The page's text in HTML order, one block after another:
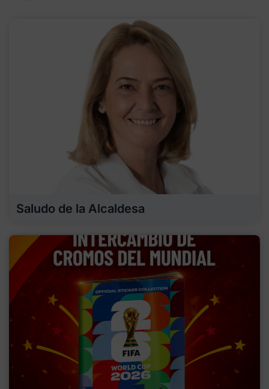
Saludo de la Alcaldesa